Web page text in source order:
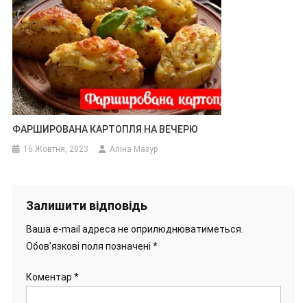
ФАРШИРОВАНА КАРТОПЛЯ НА ВЕЧЕРЮ
16 Жовтня, 2023 Аліна Мазур
Залишити відповідь
Ваша e-mail адреса не оприлюднюватиметься.
Обов’язкові поля позначені *
Коментар *